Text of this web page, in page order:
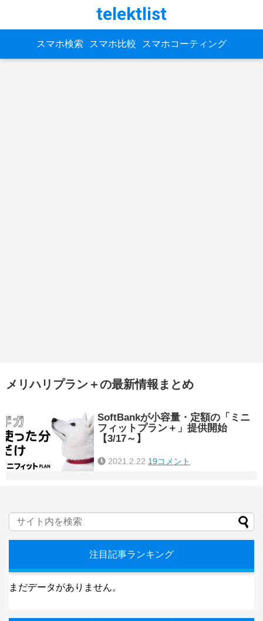
telektlist
スマホ検索 スマホ比較 スマホコーティング
メリハリプラン＋の最新情報まとめ
SoftBankが小容量・定額の「ミニ
フィットプラン＋」提供開始
【3/17～】
2021.2.22 19コメント
注目記事ランキング
まだデータがありません。